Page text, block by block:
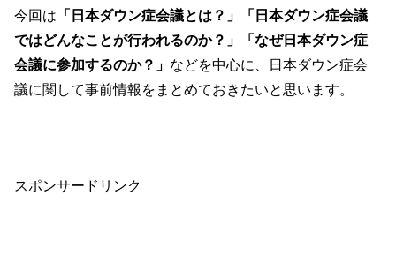
今回は 「日本ダウン症会議とは？」
「日本ダウン症会議
ではどんなことが行われるのか？」
「なぜ日本ダウン症
会議に参加するのか？」 などを中心に、日本ダウン症会
議に関して事前情報をまとめておきたいと思います。
スポンサードリンク